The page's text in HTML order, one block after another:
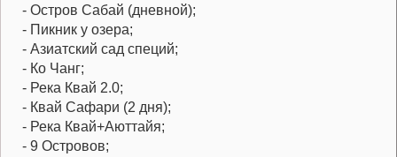
- Остров Сабай (дневной);
- Пикник у озера;
- Азиатский сад специй;
- Ко Чанг;
- Река Квай 2.0;
- Квай Сафари (2 дня);
- Река Квай+Аюттайя;
- 9 Островов;